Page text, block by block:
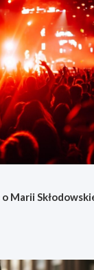
Marii